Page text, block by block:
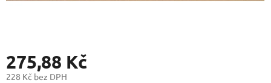
275,88 Kč
228 Kč bez DPH